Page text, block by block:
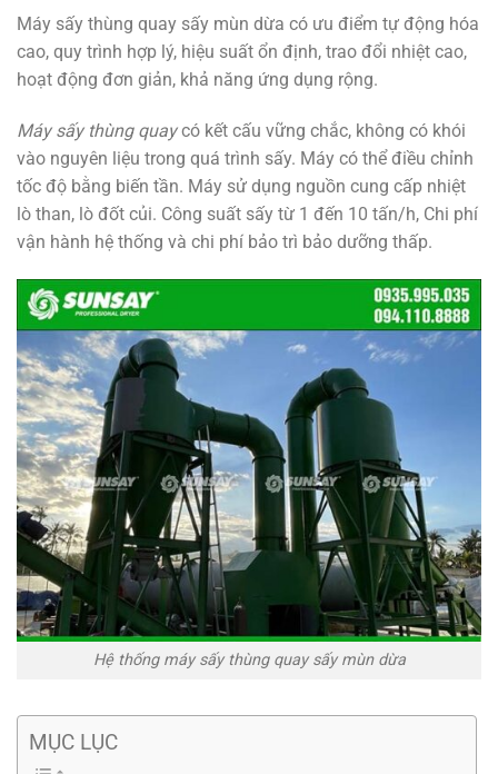
Máy sấy thùng quay sấy mùn dừa có ưu điểm tự động hóa
cao, quy trình hợp lý, hiệu suất ổn định, trao đổi nhiệt cao,
hoạt động đơn giản, khả năng ứng dụng rộng.
Máy sấy thùng quaycó kết cấu vững chắc, không có khói
vào nguyên liệu trong quá trình sấy. Máy có thể điều chỉnh
tốc độ bằng biến tần. Máy sử dụng nguồn cung cấp nhiệt
lò than, lò đốt củi. Công suất sấy từ 1 đến 10 tấn/h, Chi phí
vận hành hệ thống và chi phí bảo trì bảo dưỡng thấp.
Hệ thống máy sấy thùng quay sấy mùn dừa
MỤC LỤC